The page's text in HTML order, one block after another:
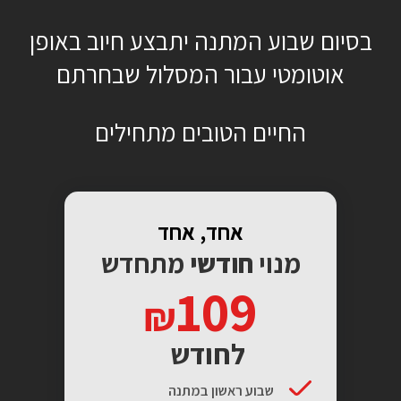
בסיום שבוע המתנה יתבצע חיוב באופן
אוטומטי עבור המסלול שבחרתם
החיים הטובים מתחילים
אחד, אחד
מנוי חודשי מתחדש
109
לחודש
שבוע ראשון במתנה